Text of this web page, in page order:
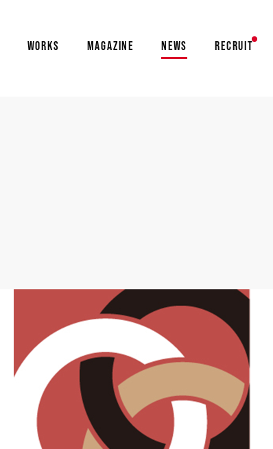
WORKS MAGAZINE NEWS RECRUIT